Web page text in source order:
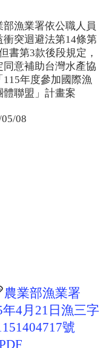
部漁業署依公職人員
衝突迴避法第14條第
書第3款後段規定，
同意補助台灣水產協
115年度參加國際漁
體聯盟」計畫案
05/08
農業部漁業署
年4月21日漁三字
號